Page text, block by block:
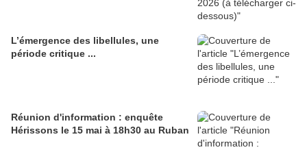
L’émergence des libellules, une
période critique ...
Réunion d'information : enquête
Hérissons le 15 mai à 18h30 au Ruban